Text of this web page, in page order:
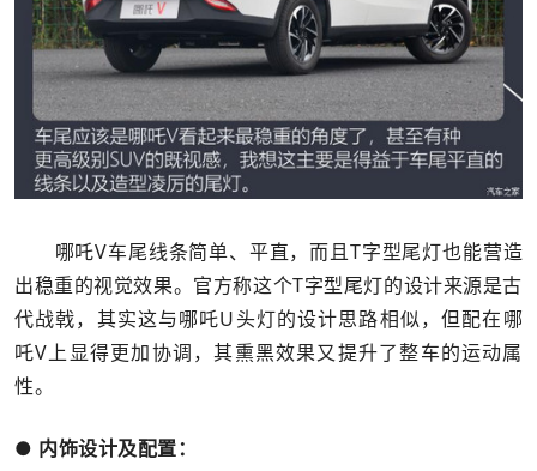
哪吒V车尾线条简单、平直，而且T字型尾灯也能营造
出稳重的视觉效果。官方称这个T字型尾灯的设计来源是古
代战戟，其实这与哪吒U头灯的设计思路相似，但配在哪
吒V上显得更加协调，其熏黑效果又提升了整车的运动属
性。
● 内饰设计及配置：